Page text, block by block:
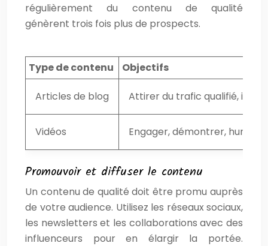
régulièrement du contenu de qualité
génèrent trois fois plus de prospects.
Type de contenu Objectifs
Articles de blog Attirer du trafic qualifié,
Vidéos Engager, démontrer,
Promouvoir et diffuser le contenu
Un contenu de qualité doit être promu auprès
de votre audience. Utilisez les réseaux sociaux,
les newsletters et les collaborations avec des
influenceurs pour en élargir la portée.